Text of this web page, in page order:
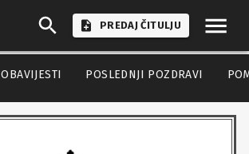
PREDAJ ČITULJU
OBAVIJESTI POSLEDNJI POZDRAVI